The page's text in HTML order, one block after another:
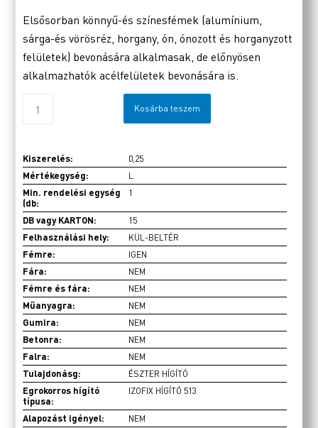
Elsősorban könnyű-és színesfémek (alumínium,
sárga-és vörösréz, horgany, ón, ónozott és horganyzott
felületek) bevonására alkalmasak, de előnyösen
alkalmazhatók acélfelületek bevonására is.
Kosárba teszem
Kiszerelés: 0,25
Mértékegység: L
Min. rendelési egység
(db:
1
DB vagy KARTON: 15
Felhasználási hely: KÜL-BELTÉR
Fémre: IGEN
Fára: NEM
Fémre és fára: NEM
Műanyagra: NEM
Gumira: NEM
Betonra: NEM
Falra: NEM
Tulajdonásg: ÉSZTER HÍGÍTÓ
Egrokorros hígító
típusa:
IZOFIX HÍGÍTÓ 513
Alapozást igényel: NEM